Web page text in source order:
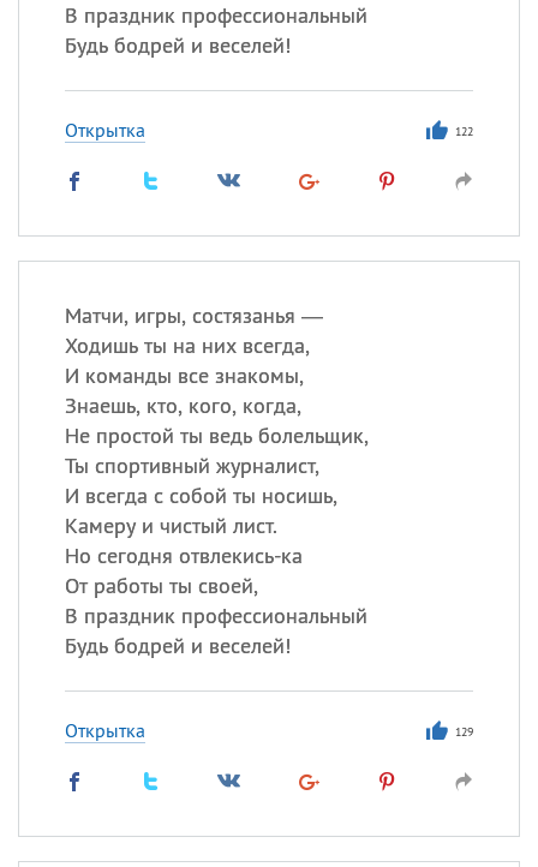
В праздник профессиональный
Будь бодрей и веселей!
Открытка 122
Матчи, игры, состязанья —
Ходишь ты на них всегда,
И команды все знакомы,
Знаешь, кто, кого, когда,
Не простой ты ведь болельщик,
Ты спортивный журналист,
И всегда с собой ты носишь,
Камеру и чистый лист.
Но сегодня отвлекись-ка
От работы ты своей,
В праздник профессиональный
Будь бодрей и веселей!
Открытка 129